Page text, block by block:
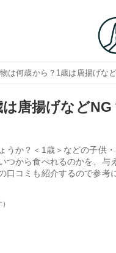
は何歳から？1歳は唐揚げな
唐揚げなど
うか？＜1歳＞などの子供
つから食べれるのかを、与
コミも紹介するので参考